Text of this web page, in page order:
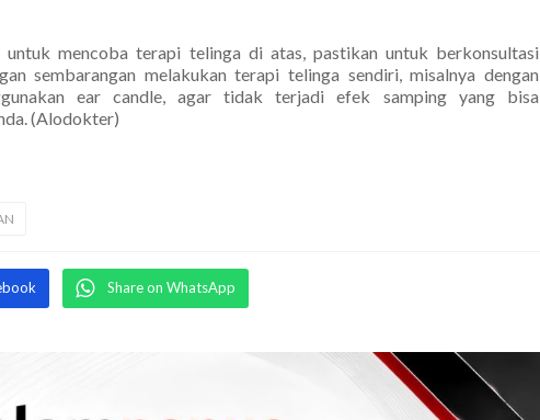
untuk mencoba terapi telinga di atas, pastikan untuk berkonsultasi
sembarangan melakukan terapi telinga sendiri, misalnya dengan
ear candle, agar tidak terjadi efek samping yang bisa
(Alodokter)
Share on WhatsApp